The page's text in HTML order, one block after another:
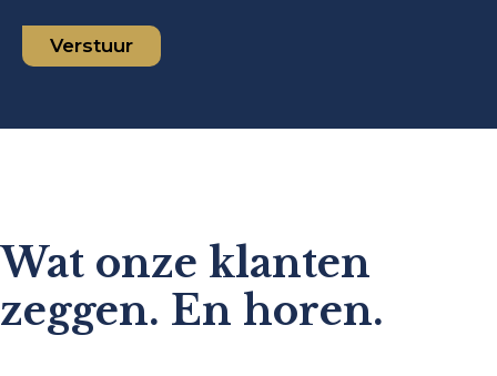
e
t
v
*
Verstuur
Wat onze klanten
zeggen. En horen.